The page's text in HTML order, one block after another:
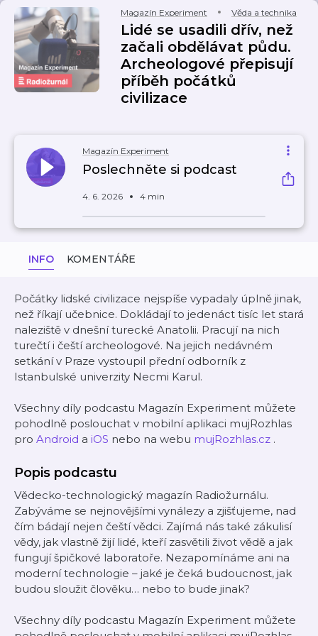
Magazín Experiment Věda a technika
Lidé se usadili dřív, než
začali obdělávat půdu.
Archeologové přepisují
příběh počátků
civilizace
Magazín Experiment
Poslechněte si podcast
4. 6. 2026 4 min
INFO KOMENTÁŘE
Počátky lidské civilizace nejspíše vypadaly úplně jinak,
než říkají učebnice. Dokládají to jedenáct tisíc let stará
naleziště v dnešní turecké Anatolii. Pracují na nich
turečtí i čeští archeologové. Na jejich nedávném
setkání v Praze vystoupil přední odborník z
Istanbulské univerzity Necmi Karul.
Všechny díly podcastu Magazín Experiment můžete
pohodlně poslouchat v mobilní aplikaci mujRozhlas
pro Android a iOS nebo na webu mujRozhlas.cz .
Popis podcastu
Vědecko-technologický magazín Radiožurnálu.
Zabýváme se nejnovějšími vynálezy a zjišťujeme, nad
čím bádají nejen čeští vědci. Zajímá nás také zákulisí
vědy, jak vlastně žijí lidé, kteří zasvětili život vědě a jak
fungují špičkové laboratoře. Nezapomínáme ani na
moderní technologie – jaké je čeká budoucnost, jak
budou sloužit člověku… nebo to bude jinak?
Všechny díly podcastu Magazín Experiment můžete